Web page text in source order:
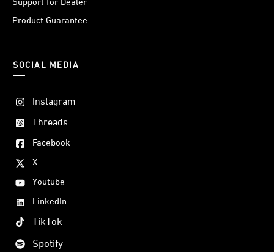
disesuaikan, sehingga lebih fleksibel. Jadi, pengguna bisa
Support for Dealer
Product Guarantee
SOCIAL MEDIA
Instagram
Threads
Facebook
X
Youtube
LinkedIn
TikTok
Spotify